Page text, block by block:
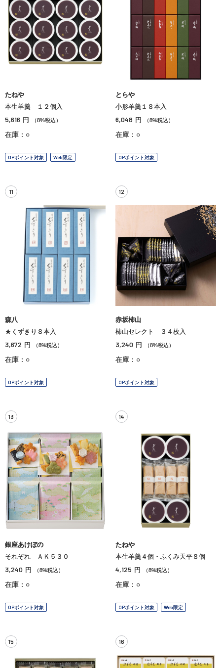
たねや
本生羊羹 １２個入
5,616 円 （8%税込）
在庫：○
OPポイント対象 Web限定
とらや
小形羊羹１８本入
6,048 円 （8%税込）
在庫：○
OPポイント対象
11
森八
★くずきり８本入
3,672 円 （8%税込）
在庫：○
OPポイント対象
12
赤坂柿山
柿山セレクト ３４枚入
3,240 円 （8%税込）
在庫：○
OPポイント対象
13
銀座あけぼの
それぞれ ＡＫ５３０
3,240 円 （8%税込）
在庫：○
OPポイント対象
14
たねや
本生羊羹４個・ふくみ天平８個
4,125 円 （8%税込）
在庫：○
OPポイント対象 Web限定
15 16